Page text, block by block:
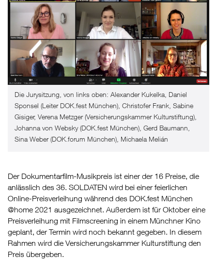
Die Jurysitzung, von links oben: Alexander Kukelka, Daniel
Sponsel (Leiter DOK.fest München), Christofer Frank, Sabine
Gisiger, Verena Metzger (Versicherungskammer Kulturstiftung),
Johanna von Websky (DOK.fest München), Gerd Baumann,
Sina Weber (DOK.forum München), Michaela Melián
Der Dokumentarfilm-Musikpreis ist einer der 16 Preise, die
anlässlich des 36. SOLDATEN wird bei einer feierlichen
Online-Preisverleihung während des DOK.fest München
@home 2021 ausgezeichnet. Außerdem ist für Oktober eine
Preisverleihung mit Filmscreening in einem Münchner Kino
geplant, der Termin wird noch bekannt gegeben. In diesem
Rahmen wird die Versicherungskammer Kulturstiftung den
Preis übergeben.